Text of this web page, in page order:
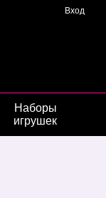
Вход
Наборы
игрушек